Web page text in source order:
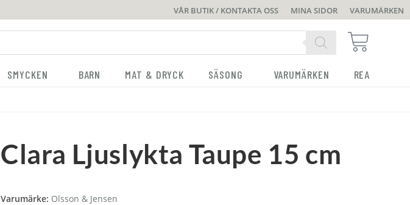
VÅR BUTIK / KONTAKTA OSS MINA SIDOR VARUMÄRKEN
SMYCKEN BARN MAT & DRYCK SÄSONG VARUMÄRKEN REA
Clara Ljuslykta Taupe 15 cm
Varumärke: Olsson & Jensen